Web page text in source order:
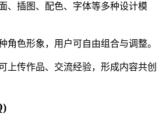
、插图、配色、字体等多种设计模
角色形象，用户可自由组合与调整。
上传作品、交流经验，形成内容共创